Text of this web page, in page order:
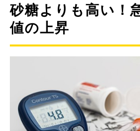
砂糖よりも高い！
値の上昇